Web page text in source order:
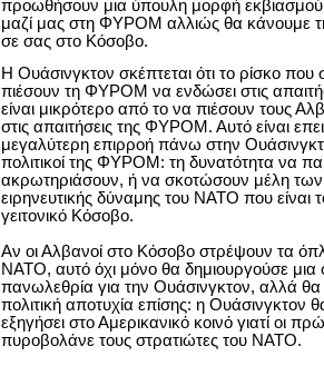
προωθήσουν μια ύπουλη μορφή εκβιασμού:
μαζί μας στη ΦΥΡΟΜ αλλιώς θα κάνουμε
σε σας στο Κόσοβο.
Η Ουάσινγκτον σκέπτεται ότι το ρίσκο που
πιέσουν τη ΦΥΡΟΜ να ενδώσει στις
είναι μικρότερο από το να πιέσουν τους
στις απαιτήσεις της ΦΥΡΟΜ. Αυτό είναι
μεγαλύτερη επιρροή πάνω στην
πολιτικοί της ΦΥΡΟΜ: τη δυνατότητα να
ακρωτηριάσουν, ή να σκοτώσουν μέλη των
ειρηνευτικής δύναμης του ΝΑΤΟ που είναι
γειτονικό Κόσοβο.
Αν οι Αλβανοί στο Κόσοβο στρέψουν τα
ΝΑΤΟ, αυτό όχι μόνο θα δημιουργούσε μια
πανωλεθρία για την Ουάσινγκτον, αλλά θα
πολιτική αποτυχία επίσης: η Ουάσινγκτον
εξηγήσει στο Αμερικανικό κοινό γιατί οι
πυροβολάνε τους στρατιώτες του ΝΑΤΟ.